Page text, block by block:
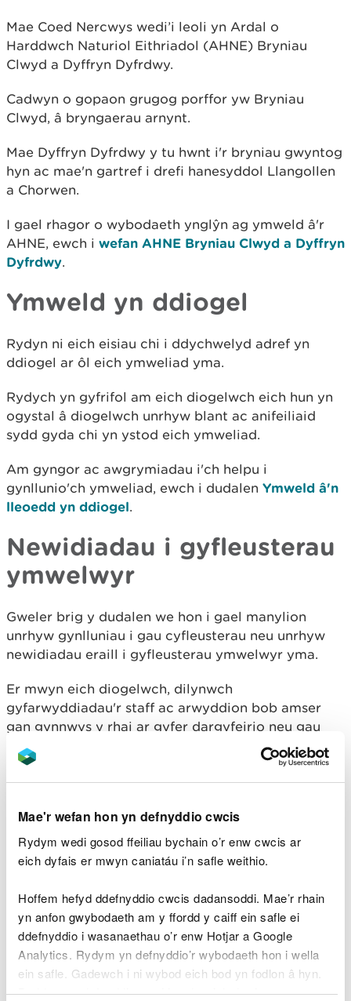
Mae'r wefan hon yn defnyddio cwcis
Rydym wedi gosod ffeiliau bychain o’r enw cwcis ar
eich dyfais er mwyn caniatáu i’n safle weithio.
Hoffem hefyd ddefnyddio cwcis dadansoddi. Mae’r rhain
yn anfon gwybodaeth am y ffordd y caiff ein safle ei
ddefnyddio i wasanaethau o’r enw Hotjar a Google
Analytics. Rydym yn defnyddio’r wybodaeth hon i wella
ein safle. Gadewch i ni wybod eich bod yn fodlon â hyn.
Byddwn yn defnyddio cwci i gadw eich dewis.
Mae Coed Nercwys wedi’i leoli yn Ardal o
Harddwch Naturiol Eithriadol (AHNE) Bryniau
Clwyd a Dyffryn Dyfrdwy.
Cadwyn o gopaon grugog porffor yw Bryniau
Clwyd, â bryngaerau arnynt.
Mae Dyffryn Dyfrdwy y tu hwnt i'r bryniau gwyntog
hyn ac mae'n gartref i drefi hanesyddol Llangollen
a Chorwen.
I gael rhagor o wybodaeth ynglŷn ag ymweld â'r
AHNE, ewch i wefan AHNE Bryniau Clwyd a Dyffryn
Dyfrdwy.
Ymweld yn ddiogel
Rydyn ni eich eisiau chi i ddychwelyd adref yn
ddiogel ar ôl eich ymweliad yma.
Rydych yn gyfrifol am eich diogelwch eich hun yn
ogystal â diogelwch unrhyw blant ac anifeiliaid
sydd gyda chi yn ystod eich ymweliad.
Am gyngor ac awgrymiadau i'ch helpu i
gynllunio'ch ymweliad, ewch i dudalen Ymweld â'n
lleoedd yn ddiogel.
Newidiadau i gyfleusterau
ymwelwyr
Gweler brig y dudalen we hon i gael manylion
unrhyw gynlluniau i gau cyfleusterau neu unrhyw
newidiadau eraill i gyfleusterau ymwelwyr yma.
Er mwyn eich diogelwch, dilynwch
gyfarwyddiadau'r staff ac arwyddion bob amser
gan gynnwys y rhai ar gyfer dargyfeirio neu gau
llwybrau.
Mae'n bosibl y bydd angen i ni ddargyfeirio neu
chadw neu gynnal gweithrediadau eraill ac mae'n
bosibl y bydd angen i ni gau cyfleusterau
ymwelwyr eraill dros dro.
cau cyfleusterau ar fyr rybudd oherwydd y risg o
anafiadau i ymwelwyr a staff.
Trefnu digwyddiad ar ein
tir